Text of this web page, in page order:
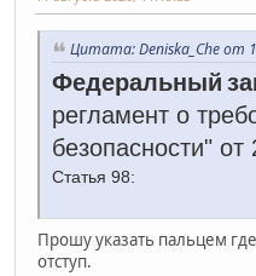
Цитата: Deniska_Che от
Федеральный
регламент о
безопасности"
Статья 98:
Прошу указать пальцем
отступ.